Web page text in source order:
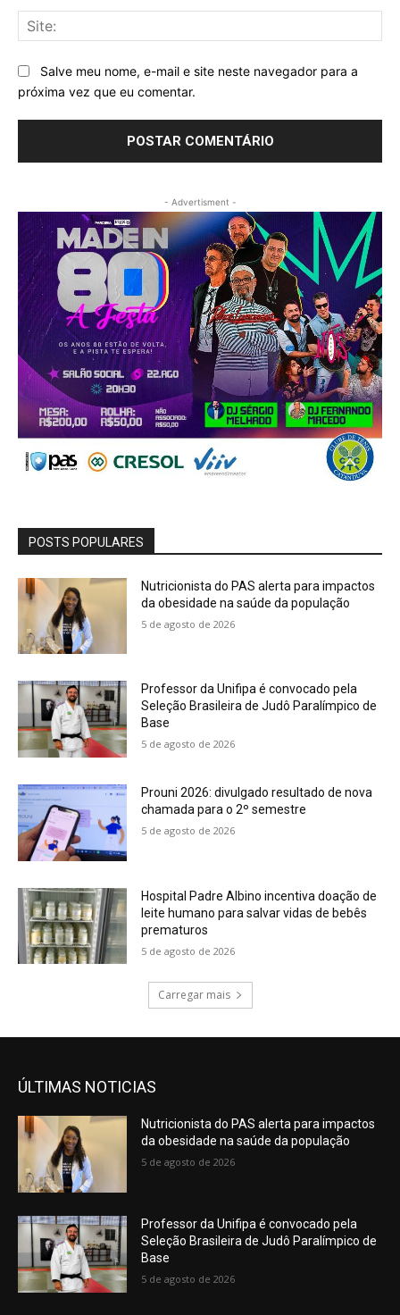
Salve meu nome, e-mail e site neste navegador para a
próxima vez que eu comentar.
- Advertisment -
POSTS POPULARES
Nutricionista do PAS alerta para impactos
da obesidade na saúde da população
5 de agosto de 2026
Professor da Unifipa é convocado pela
Seleção Brasileira de Judô Paralímpico de
Base
5 de agosto de 2026
Prouni 2026: divulgado resultado de nova
chamada para o 2º semestre
5 de agosto de 2026
Hospital Padre Albino incentiva doação de
leite humano para salvar vidas de bebês
prematuros
5 de agosto de 2026
Carregar mais
ÚLTIMAS NOTICIAS
Nutricionista do PAS alerta para impactos
da obesidade na saúde da população
5 de agosto de 2026
Professor da Unifipa é convocado pela
Seleção Brasileira de Judô Paralímpico de
Base
5 de agosto de 2026